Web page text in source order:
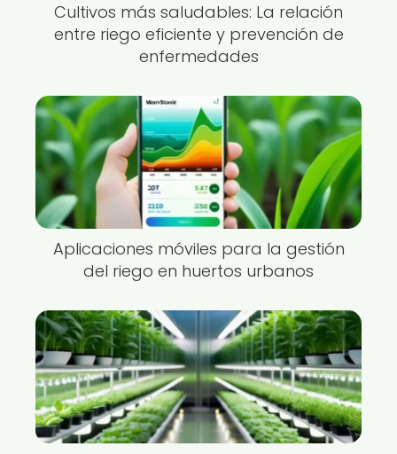
Cultivos más saludables: La relación
entre riego eficiente y prevención de
enfermedades
Aplicaciones móviles para la gestión
del riego en huertos urbanos